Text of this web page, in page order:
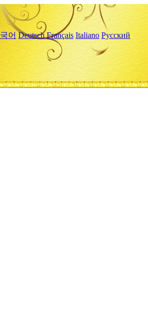
어 Deutsch Français Italiano Русский